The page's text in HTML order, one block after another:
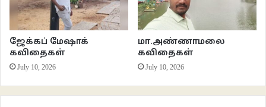
நனைந்திடாத விறகுகள் கூட தயாராக இருக்கின்றன,
அடுப்பு எரிப்பதற்கு
இருந்தும் எதையிடுவது உலையில்?
அரிசி திணை பானையெல்லாம் கவிழ்ந்தபடியிருக்க
ஜேக்கப் மேஷாக்
கவிதைகள்
July 10, 2026
மா.அண்ணாமலை
கவிதைகள்
July 10, 2026